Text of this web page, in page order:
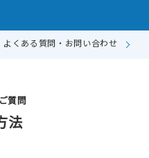
よくある質問・お問い合わせ
質問
法